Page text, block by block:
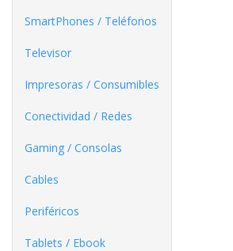
SmartPhones / Teléfonos
Televisor
Impresoras / Consumibles
Conectividad / Redes
Gaming / Consolas
Cables
Periféricos
Tablets / Ebook